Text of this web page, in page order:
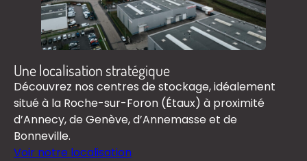
Une localisation stratégique
Découvrez nos centres de stockage, idéalement
situé à la Roche-sur-Foron (Étaux) à proximité
d’Annecy, de Genève, d’Annemasse et de
Bonneville.
Voir notre localisation